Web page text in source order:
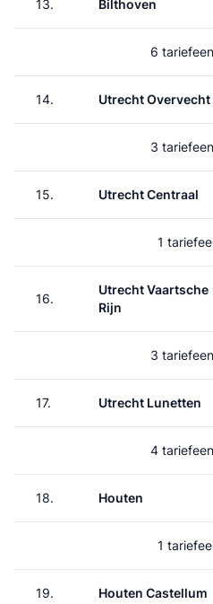
13. Bilthoven
6
14. Utrecht Overvecht
3
15. Utrecht Centraal
1
16.
Utrecht Vaartsche
Rijn
3
17. Utrecht Lunetten
4
18. Houten
1
19. Houten Castellum